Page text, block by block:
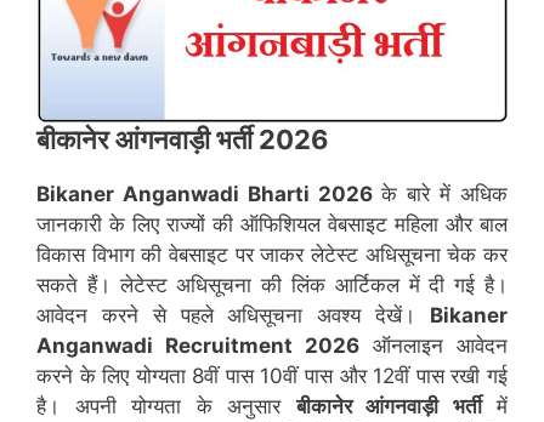
बीकानेरआंगनवाड़ी भर्ती 2026
Bikaner Anganwadi Bharti 2026के बारे में अधिक
जानकारी के लिए राज्यों की ऑफिशियल वेबसाइट महिला और बाल
विकास विभाग की वेबसाइट पर जाकर लेटेस्ट अधिसूचना चेक कर
सकते हैं। लेटेस्ट अधिसूचना की लिंक आर्टिकल में दी गई है।
आवेदन करने से पहले अधिसूचना अवश्य देखें। Bikaner
Anganwadi Recruitment 2026 ऑनलाइन आवेदन
करने के लिए योग्यता 8वीं पास 10वीं पास और 12वीं पास रखी गई
है। अपनी योग्यता के अनुसारबीकानेर आंगनवाड़ी भर्तीमें